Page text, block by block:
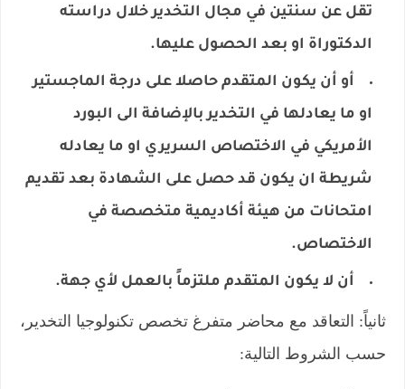
تقل عن سنتين في مجال التخدير خلال دراسته
الدكتوراة او بعد الحصول عليها.
أو أن يكون المتقدم حاصلا على درجة الماجستير
او ما يعادلها في التخدير بالإضافة الى البورد
الأمريكي في الاختصاص السريري او ما يعادله
شريطة ان يكون قد حصل على الشهادة بعد تقديم
امتحانات من هيئة أكاديمية متخصصة في
الاختصاص.
أن لا يكون المتقدم ملتزماً بالعمل لأي جهة.
ثانياً: التعاقد مع محاضر متفرغ تخصص تكنولوجيا التخدير،
حسب الشروط التالية: